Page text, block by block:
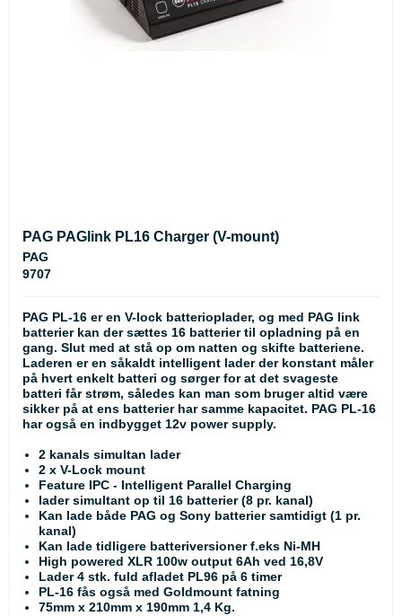
PAG PAGlink PL16 Charger (V-mount)
PAG
9707
PAG PL-16 er en V-lock batterioplader, og med PAG link
batterier kan der sættes 16 batterier til opladning på en
gang. Slut med at stå op om natten og skifte batteriene.
Laderen er en såkaldt intelligent lader der konstant måler
på hvert enkelt batteri og sørger for at det svageste
batteri får strøm, således kan man som bruger altid være
sikker på at ens batterier har samme kapacitet. PAG PL-16
har også en indbygget 12v power supply.
2 kanals simultan lader
2 x V-Lock mount
Feature IPC - Intelligent Parallel Charging
lader simultant op til 16 batterier (8 pr. kanal)
Kan lade både PAG og Sony batterier samtidigt (1 pr.
kanal)
Kan lade tidligere batteriversioner f.eks Ni-MH
High powered XLR 100w output 6Ah ved 16,8V
Lader 4 stk. fuld afladet PL96 på 6 timer
PL-16 fås også med Goldmount fatning
75mm x 210mm x 190mm 1,4 Kg.